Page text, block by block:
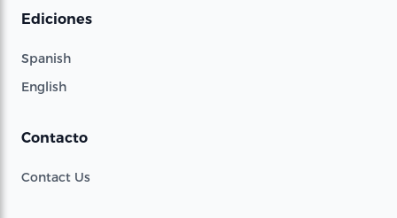
Ediciones
Spanish
English
Contacto
Contact Us